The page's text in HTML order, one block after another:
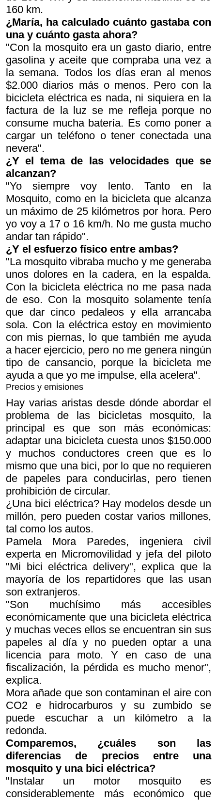
160 km.
¿María, ha calculado cuánto gastaba con
una y cuánto gasta ahora?
"Con la mosquito era un gasto diario, entre
gasolina y aceite que compraba una vez a
la semana. Todos los días eran al menos
$2.000 diarios más o menos. Pero con la
bicicleta eléctrica es nada, ni siquiera en la
factura de la luz se me refleja porque no
consume mucha batería. Es como poner a
cargar un teléfono o tener conectada una
nevera".
¿Y el tema de las velocidades que se
alcanzan?
"Yo siempre voy lento. Tanto en la
Mosquito, como en la bicicleta que alcanza
un máximo de 25 kilómetros por hora. Pero
yo voy a 17 o 16 km/h. No me gusta mucho
andar tan rápido".
¿Y el esfuerzo físico entre ambas?
"La mosquito vibraba mucho y me generaba
unos dolores en la cadera, en la espalda.
Con la bicicleta eléctrica no me pasa nada
de eso. Con la mosquito solamente tenía
que dar cinco pedaleos y ella arrancaba
sola. Con la eléctrica estoy en movimiento
con mis piernas, lo que también me ayuda
a hacer ejercicio, pero no me genera ningún
tipo de cansancio, porque la bicicleta me
ayuda a que yo me impulse, ella acelera".
Precios y emisiones
Hay varias aristas desde dónde abordar el
problema de las bicicletas mosquito, la
principal es que son más económicas:
adaptar una bicicleta cuesta unos $150.000
y muchos conductores creen que es lo
mismo que una bici, por lo que no requieren
de papeles para conducirlas, pero tienen
prohibición de circular.
¿Una bici eléctrica? Hay modelos desde un
millón, pero pueden costar varios millones,
tal como los autos.
Pamela Mora Paredes, ingeniera civil
experta en Micromovilidad y jefa del piloto
"Mi bici eléctrica delivery", explica que la
mayoría de los repartidores que las usan
son extranjeros.
"Son muchísimo más accesibles
económicamente que una bicicleta eléctrica
y muchas veces ellos se encuentran sin sus
papeles al día y no pueden optar a una
licencia para moto. Y en caso de una
fiscalización, la pérdida es mucho menor",
explica.
Mora añade que son contaminan el aire con
CO2 e hidrocarburos y su zumbido se
puede escuchar a un kilómetro a la
redonda.
Comparemos, ¿cuáles son las
diferencias de precios entre una
mosquito y una bici eléctrica?
"Instalar un motor mosquito es
considerablemente más económico que